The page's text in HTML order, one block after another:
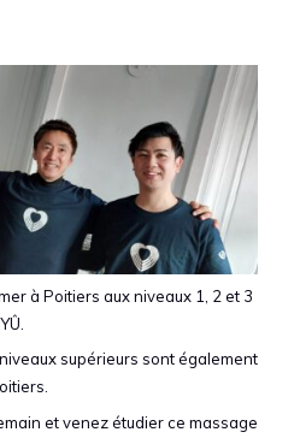
à Poitiers aux niveaux 1, 2 et 3
supérieurs sont également
et venez étudier ce massage